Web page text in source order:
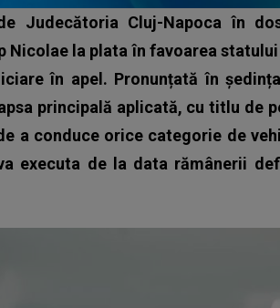
Judecătoria Cluj-Napoca în
Nicolae la plata în favoarea
în apel. Pronunțată în
principală aplicată, cu titlu de
a conduce orice categorie de
executa de la data rămânerii